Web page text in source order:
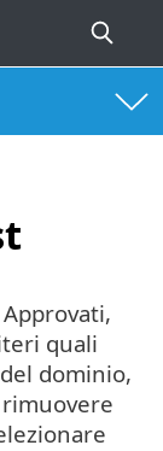
quali
dominio,